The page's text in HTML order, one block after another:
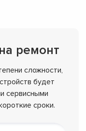
ремонт
сложности,
будет
сервисными
сроки.